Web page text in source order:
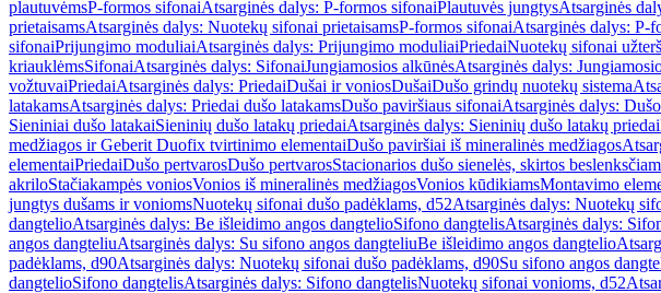
plautuvėmsP-formos sifonaiAtsarginės dalys: P-formos sifonaiPlautuvės jungtysAtsarginės
prietaisamsAtsarginės dalys: Nuotekų sifonai prietaisamsP-formos sifonaiAtsarginės dalys: P-
sifonaiPrijungimo moduliaiAtsarginės dalys: Prijungimo moduliaiPriedaiNuotekų sifonai
kriauklėmsSifonaiAtsarginės dalys: SifonaiJungiamosios alkūnėsAtsarginės dalys:
vožtuvaiPriedaiAtsarginės dalys: PriedaiDušai ir voniosDušaiDušo grindų nuotekų sistema
latakamsAtsarginės dalys: Priedai dušo latakamsDušo paviršiaus sifonaiAtsarginės dalys:
Sieniniai dušo latakaiSieninių dušo latakų priedaiAtsarginės dalys: Sieninių dušo latakų priedai
medžiagos ir Geberit Duofix tvirtinimo elementaiDušo paviršiai iš mineralinės medžiagos
elementaiPriedaiDušo pertvarosDušo pertvarosStacionarios dušo sienelės, skirtos
akriloStačiakampės voniosVonios iš mineralinės medžiagosVonios kūdikiamsMontavimo
jungtys dušams ir voniomsNuotekų sifonai dušo padėklams, d52Atsarginės dalys: Nuotekų
dangtelioAtsarginės dalys: Be išleidimo angos dangtelioSifono dangtelisAtsarginės dalys:
angos dangteliuAtsarginės dalys: Su sifono angos dangteliuBe išleidimo angos dangtelio
padėklams, d90Atsarginės dalys: Nuotekų sifonai dušo padėklams, d90Su sifono angos
dangtelioSifono dangtelisAtsarginės dalys: Sifono dangtelisNuotekų sifonai vonioms, d52